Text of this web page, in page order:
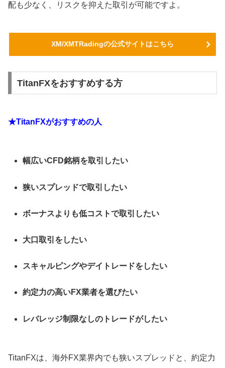
配も少なく、リスクを抑えた取引が可能ですよ。
XM/XMTRadingの公式サイトはこちら
TitanFXをおすすめする方
★TitanFXがおすすめの人
幅広いCFD銘柄を取引したい
狭いスプレッドで取引したい
ボーナスよりも低コストで取引したい
大口取引をしたい
スキャルピングやデイトレードをしたい
約定力の高いFX業者を選びたい
レバレッジ制限なしのトレードがしたい
TitanFXは、海外FX業界内でも狭いスプレッドと、約定力